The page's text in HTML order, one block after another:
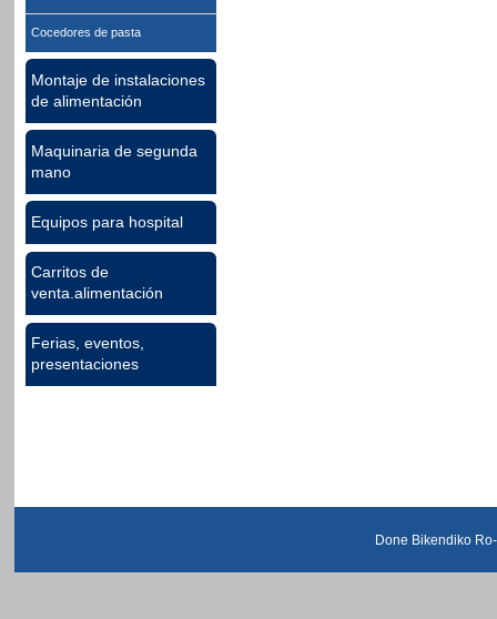
Cocedores de pasta
Montaje de instalaciones
de alimentación
Maquinaria de segunda
mano
Equipos para hospital
Carritos de
venta.alimentación
Ferias, eventos,
presentaciones
Done Bikendiko